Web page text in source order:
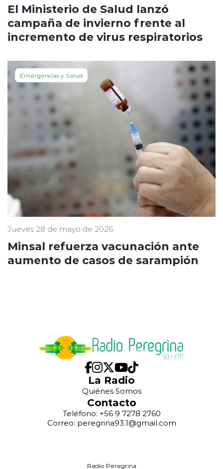
El Ministerio de Salud lanzó
campaña de invierno frente al
incremento de virus respiratorios
Emergencias y Salud
Jueves 28 de mayo de 2026
Minsal refuerza vacunación ante
aumento de casos de sarampión
La Radio
Quiénes Somos
Contacto
Teléfono: +56 9 7278 2760
Correo: peregrina93.1@gmail.com
Radio Peregrina